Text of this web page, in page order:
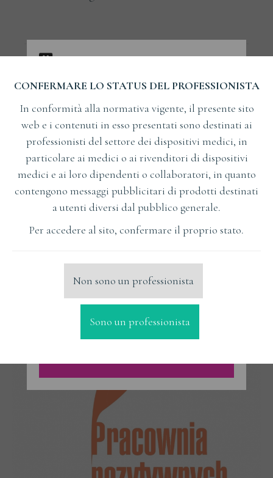
VEDI I MIEI CORSI
VEDI I MIEI ARTICOLI
Tag: IMPLANT, STOMATOLOG, SZKOLENIA,
WARSZTATY, WYKŁAD,
CONTROLLA ANCHE
CONFERMARE LO STATUS DEL PROFESSIONISTA
In conformità alla normativa vigente, il presente sito
web e i contenuti in esso presentati sono destinati ai
professionisti del settore dei dispositivi medici, in
particolare ai medici o ai rivenditori di dispositivi
medici e ai loro dipendenti o collaboratori, in quanto
contengono messaggi pubblicitari di prodotti destinati
a utenti diversi dal pubblico generale.
Per accedere al sito, confermare il proprio stato.
Non sono un professionista
Sono un professionista